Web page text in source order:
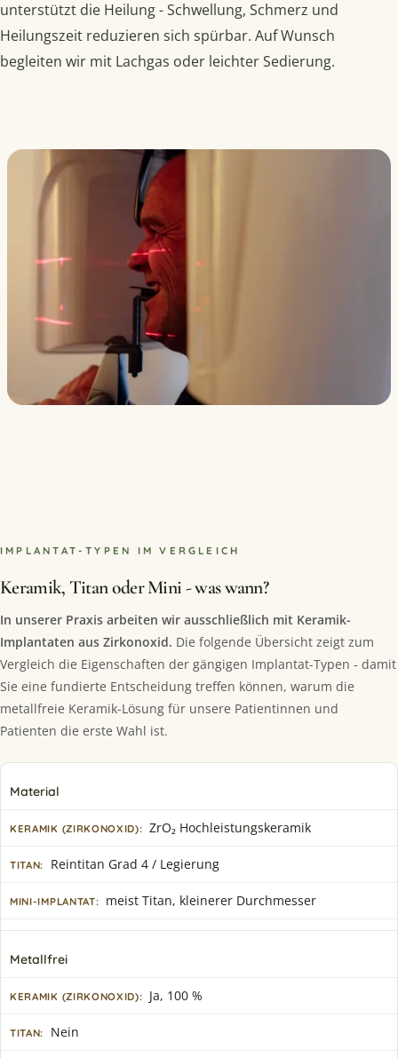
unterstützt die Heilung - Schwellung, Schmerz und
Heilungszeit reduzieren sich spürbar. Auf Wunsch
begleiten wir mit Lachgas oder leichter Sedierung.
IMPLANTAT-TYPEN IM VERGLEICH
Keramik, Titan oder Mini - was wann?
In unserer Praxis arbeiten wir ausschließlich mit Keramik-
Implantaten aus Zirkonoxid. Die folgende Übersicht zeigt zum
Vergleich die Eigenschaften der gängigen Implantat-Typen - damit
Sie eine fundierte Entscheidung treffen können, warum die
metallfreie Keramik-Lösung für unsere Patientinnen und
Patienten die erste Wahl ist.
Material
ZrO₂ Hochleistungskeramik
Reintitan Grad 4 / Legierung
meist Titan, kleinerer Durchmesser
Metallfrei
Ja, 100 %
Nein